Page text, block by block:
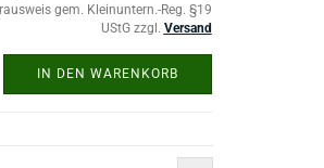
gem. Kleinuntern.-Reg. §19
UStG zzgl. Versand
IN DEN WARENKORB